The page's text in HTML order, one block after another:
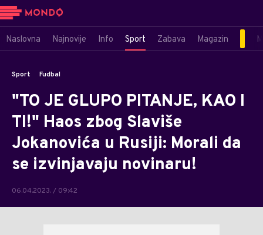
Naslovna Najnovije Info Sport Zabava Magazin
Sport Fudbal
"TO JE GLUPO PITANJE, KAO I
TI!" Haos zbog Slaviše
Jokanovića u Rusiji: Morali da
se izvinjavaju novinaru!
06.04.2023. / 09:42